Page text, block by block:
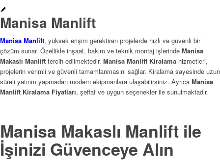
Manisa Manlift
Manisa Manlift, yüksek erişim gerektiren projelerde hızlı ve güvenli bir
çözüm sunar. Özellikle inşaat, bakım ve teknik montaj işlerinde Manisa
Makaslı Manlift tercih edilmektedir. Manisa Manlift Kiralama hizmetleri,
projelerin verimli ve güvenli tamamlanmasını sağlar. Kiralama sayesinde uzun
süreli yatırım yapmadan modern ekipmanlara ulaşabilirsiniz. Ayrıca Manisa
Manlift Kiralama Fiyatları, şeffaf ve uygun seçenekler ile sunulmaktadır.
Manisa Makaslı Manlift ile
İşinizi Güvenceye Alın